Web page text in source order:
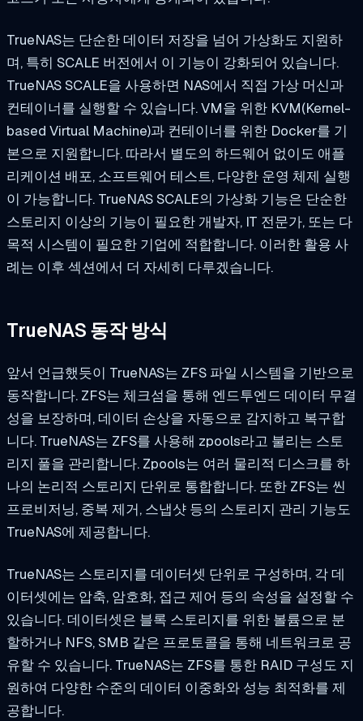
TrueNAS는 단순한 데이터 저장을 넘어 가상화도 지원하
며, 특히 SCALE 버전에서 이 기능이 강화되어 있습니다.
TrueNAS SCALE을 사용하면 NAS에서 직접 가상 머신과
컨테이너를 실행할 수 있습니다. VM을 위한 KVM(Kernel-
based Virtual Machine)과 컨테이너를 위한 Docker를 기
본으로 지원합니다. 따라서 별도의 하드웨어 없이도 애플
리케이션 배포, 소프트웨어 테스트, 다양한 운영 체제 실행
이 가능합니다. TrueNAS SCALE의 가상화 기능은 단순한
스토리지 이상의 기능이 필요한 개발자, IT 전문가, 또는 다
목적 시스템이 필요한 기업에 적합합니다. 이러한 활용 사
례는 이후 섹션에서 더 자세히 다루겠습니다.
TrueNAS 동작 방식
앞서 언급했듯이 TrueNAS는 ZFS 파일 시스템을 기반으로
동작합니다. ZFS는 체크섬을 통해 엔드투엔드 데이터 무결
성을 보장하며, 데이터 손상을 자동으로 감지하고 복구합
니다. TrueNAS는 ZFS를 사용해 zpools라고 불리는 스토
리지 풀을 관리합니다. Zpools는 여러 물리적 디스크를 하
나의 논리적 스토리지 단위로 통합합니다. 또한 ZFS는 씬
프로비저닝, 중복 제거, 스냅샷 등의 스토리지 관리 기능도
TrueNAS에 제공합니다.
TrueNAS는 스토리지를 데이터셋 단위로 구성하며, 각 데
이터셋에는 압축, 암호화, 접근 제어 등의 속성을 설정할 수
있습니다. 데이터셋은 블록 스토리지를 위한 볼륨으로 분
할하거나 NFS, SMB 같은 프로토콜을 통해 네트워크로 공
유할 수 있습니다. TrueNAS는 ZFS를 통한 RAID 구성도 지
원하여 다양한 수준의 데이터 이중화와 성능 최적화를 제
공합니다.